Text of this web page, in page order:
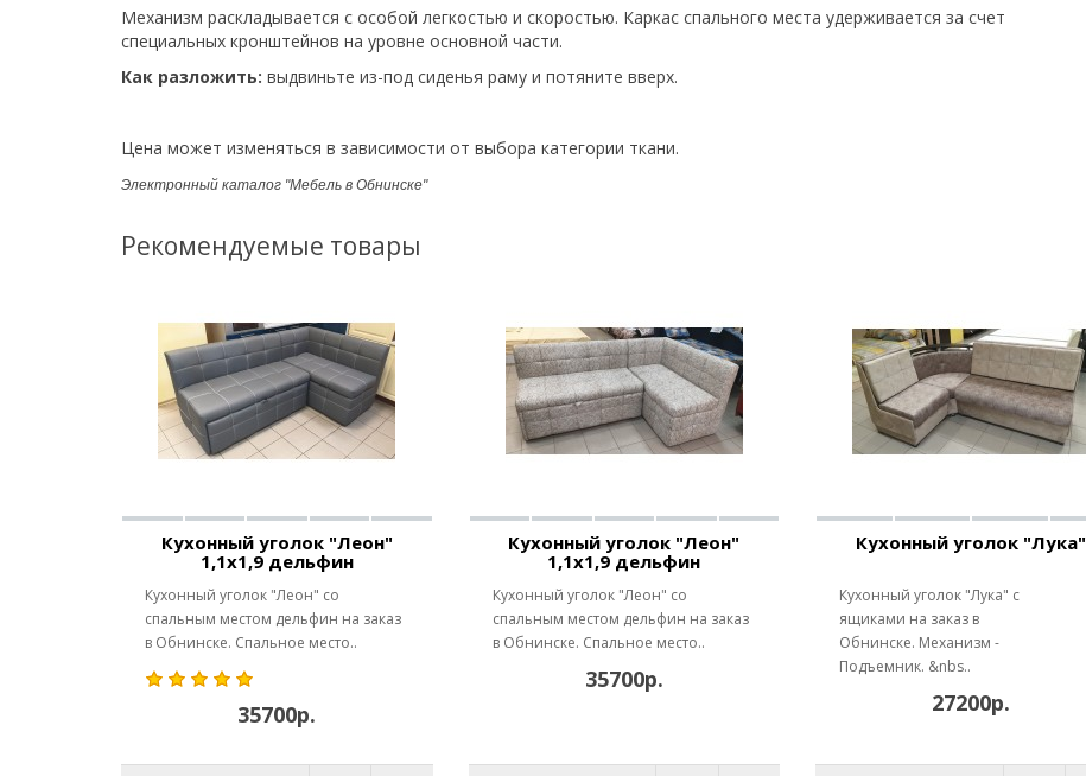
Механизм раскладывается с особой легкостью и скоростью. Каркас спального места удерживается за счет
специальных кронштейнов на уровне основной части.
Как разложить: выдвиньте из-под сиденья раму и потяните вверх.
Цена может изменяться в зависимости от выбора категории ткани.
Электронный каталог "Мебель в Обнинске"
Рекомендуемые товары
Кухонный уголок "Леон"
1,1х1,9 дельфин
Кухонный уголок "Леон" со
спальным местом дельфин на заказ
в Обнинске. Спальное место..
35700р.
Кухонный уголок "Леон"
1,1х1,9 дельфин
Кухонный уголок "Леон" со
спальным местом дельфин на заказ
в Обнинске. Спальное место..
35700р.
Кухонный уголок "Лука"
Кухонный уголок "Лука" с
ящиками на заказ в
Обнинске. Механизм -
Подъемник. &nbs..
27200р.